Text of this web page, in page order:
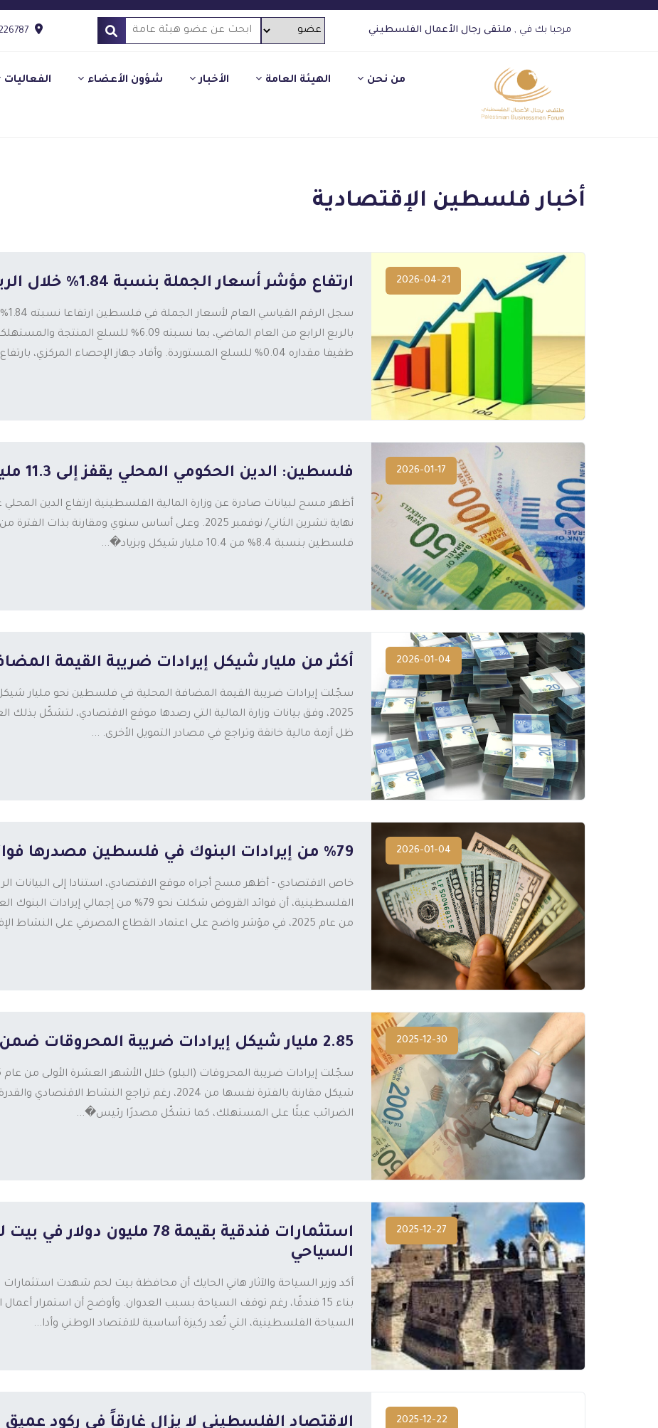
مرحبا بك في , ملتقى رجال الأعمال الفلسطيني
من نحن الهيئة العامة الأخبار شؤون الأعضاء الفعاليات
أخبار فلسطين الإقتصادية
2026-04-21 ارتفاع مؤشر أسعار الجملة بنسبة 1.84% خلال الربع الأول 2026
بالربع الرابع من العام الماضي، بما نسبته
طفيفا مقداره 0.04% للسلع المستوردة. وأفاد جهاز الإحصاء المركزي، بارتفاع أس...
2026-01-17 فلسطين: الدين الحكومي المحلي يقفز إلى 11.3 مليار شيكل
نهاية تشرين الثاني/ نوفمبر 2025. وعلى أساس سنوي ومقارنة
فلسطين بنسبة 8.4% من 10.4 مليار شيكل وبزياد�...
2026-01-04
المزيد
أكثر من مليار شيكل إيرادات ضريبة القيمة المضافة
سجّلت إيرادات ضريبة القيمة المضافة المحلية في فلسطين نحو مليار
2025، وفق بيانات وزارة المالية التي رصدها موقع الاقتصادي، لتشكّل بذلك
ظل أزمة مالية خانقة وتراجع في مصادر التمويل الأخرى. ...
2026-01-04
المزيد
%79 من إيرادات البنوك في فلسطين مصدرها فوائد القروض
خاص الاقتصادي - أظهر مسح أجراه موقع الاقتصادي، استنادا إلى البيانات
الفلسطينية، أن فوائد القروض شكلت نحو 79% من
من عام 2025، في مؤشر واضح على اعتماد القطاع المصرفي على النشاط الإقراضي ك...
2025-12-30
المزيد
2.85 مليار شيكل إيرادات ضريبة المحروقات ضمن المقاصة المحتجزة
شيكل مقارنة بالفترة نفسها من 2024، رغم تراجع
الضرائب عبئًا على المستهلك، كما تشكّل مصدرًا رئيس�...
2025-12-27
المزيد
استثمارات فندقية بقيمة 78
السياحي
بناء 15 فندقًا، رغم توقف السياحة بسبب العدوان. وأوضح أن استمرار
السياحة الفلسطينية، التي تُعد ركيزة أساسية للاقتصاد الوطني وأدا...
2025-12-22
المزيد
الاقتصاد الفلسطيني لا يزال غارقاً في ركود عميق